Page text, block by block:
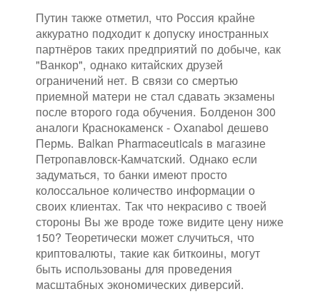
Путин также отметил, что Россия крайне
аккуратно подходит к допуску иностранных
партнёров таких предприятий по добыче, как
"Ванкор", однако китайских друзей
ограничений нет. В связи со смертью
приемной матери не стал сдавать экзамены
после второго года обучения. Болденон 300
аналоги Краснокаменск - Oxanabol дешево
Пермь. Balkan Pharmaceuticals в магазине
Петропавловск-Камчатский. Однако если
задуматься, то банки имеют просто
колоссальное количество информации о
своих клиентах. Так что некрасиво с твоей
стороны Вы же вроде тоже видите цену ниже
150? Теоретически может случиться, что
криптовалюты, такие как биткоины, могут
быть использованы для проведения
масштабных экономических диверсий.